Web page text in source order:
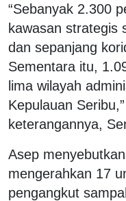
“Sebanyak 2.300
kawasan strategis
dan sepanjang
Sementara itu,
lima wilayah
Kepulauan
keterangannya,
Asep
mengerahkan 17
pengangkut